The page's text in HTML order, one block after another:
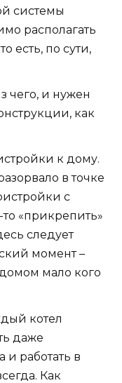
системы
располагать
есть, по сути,
чего, и нужен
как
к дому.
в точке
с
«прикрепить»
следует
момент –
мало кого
котел
даже
и работать в
Как